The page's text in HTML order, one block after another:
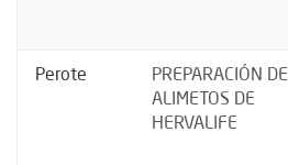
Perote
PREPARACIÓN DE
ALIMETOS DE
HERVALIFE